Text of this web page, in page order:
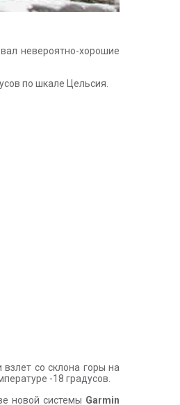
невероятно-хорошие
по шкале Цельсия.
со склона горы на
-18 градусов.
новой системы Garmin